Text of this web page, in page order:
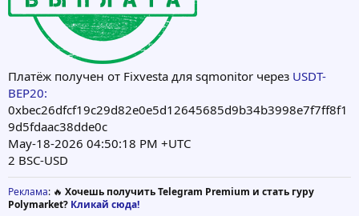
Платёж получен от Fixvesta для sqmonitor через USDT-
BEP20:
0xbec26dfcf19c29d82e0e5d12645685d9b34b3998e7f7ff8f1
9d5fdaac38dde0c
May-18-2026 04:50:18 PM +UTC
2 BSC-USD
Реклама: 🔥 Хочешь получить Telegram Premium и стать гуру
Polymarket? Кликай сюда!